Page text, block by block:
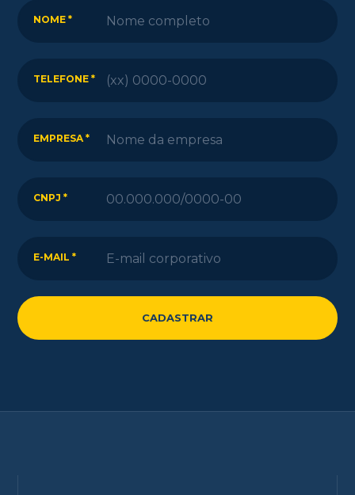
NOME *
TELEFONE *
EMPRESA *
CNPJ *
E-MAIL *